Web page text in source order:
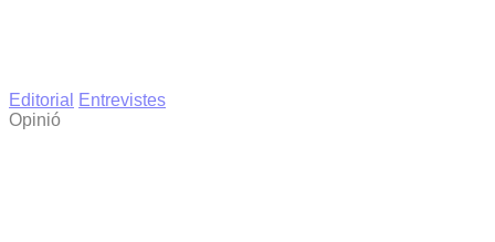
Editorial
Entrevistes
Opinió